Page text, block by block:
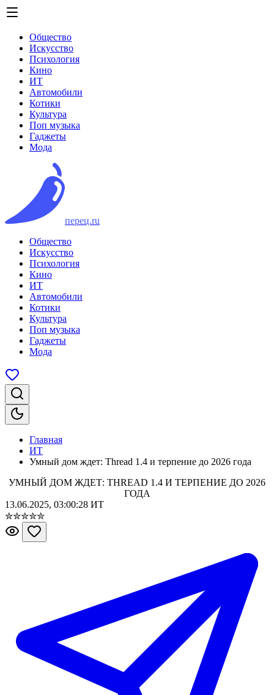
Общество
Искусство
Психология
Кино
ИТ
Автомобили
Котики
Культура
Поп музыка
Гаджеты
Мода
перец.ru
Общество
Искусство
Психология
Кино
ИТ
Автомобили
Котики
Культура
Поп музыка
Гаджеты
Мода
Главная
ИТ
Умный дом ждет: Thread 1.4 и терпение до 2026 года
УМНЫЙ ДОМ ЖДЕТ: THREAD 1.4 И ТЕРПЕНИЕ ДО 2026
ГОДА
13.06.2025, 03:00:28 ИТ
✮✮✮✮✮